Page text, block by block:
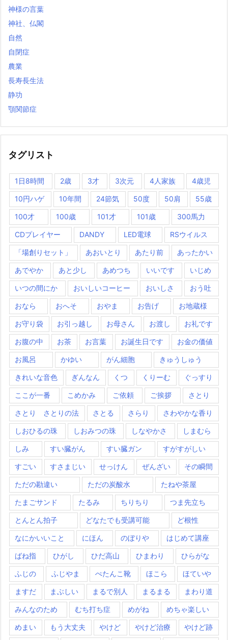
神様の言葉
神社、仏閣
自然
自閉症
農業
長寿長生法
静功
顎関節症
タグリスト
1日8時間 2歳 3才 3次元 4人家族 4歳児
10円ハゲ 10年間 24節気 50度 50肩 55歳
100才 100歳 101才 101歳 300馬力
CDプレイヤー DANDY LED電球 RSウイルス
「場創りセット」 あおいとり あたり前 あったかい
あでやか あと少し あめつち いいです いじめ
いつの間にか おいしいコーヒー おいしさ おう吐
おなら おへそ おやま お告げ お地蔵様
お守り袋 お引っ越し お母さん お渡し お礼です
お腹の中 お茶 お言葉 お誕生日です お金の価値
お風呂 かゆい がん細胞 きゅうしゅう
きれいな音色 ぎんなん くつ くりーむ ぐっすり
ここが一番 こめかみ ご依頼 ご挨拶 さとり
さとり さとりの法 さとる さらり さわやかな香り
しおひるの珠 しおみつの珠 しなやかさ しまむら
しみ すい臓がん すい臓ガン すがすがしい
すごい すさまじい せっけん ぜんざい その瞬間
ただの勘違い ただの炭酸水 たねや茶屋
たまごサンド たるみ ちりちり つま先立ち
とんとん拍子 どなたでも受講可能 ど根性
なにかいいこと にほん のぼりや はじめて講座
ばね指 ひがし ひだ高山 ひまわり ひらがな
ふじの ふじやま ぺたんこ靴 ほこら ほていや
ますだ まぶしい まるで別人 まるまる まわり道
みんなのため むち打ち症 めがね めちゃ楽しい
めまい もう大丈夫 やけど やけど治療 やけど跡